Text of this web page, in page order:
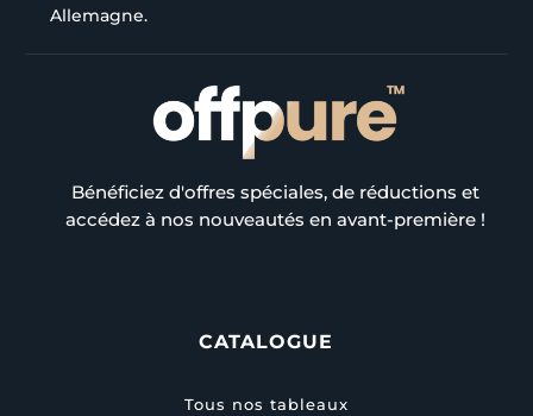
Allemagne.
Bénéficiez d'offres spéciales, de réductions et
accédez à nos nouveautés en avant-première !
CATALOGUE
Tous nos tableaux